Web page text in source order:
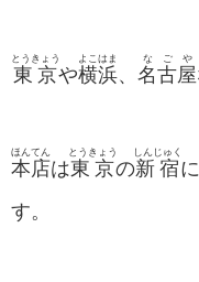
東京
とうきょう
や横浜
よこはま
、 名古屋
なごや
本店
ほんてん
は東京
とうきょう
の新宿
しんじゅく
す。